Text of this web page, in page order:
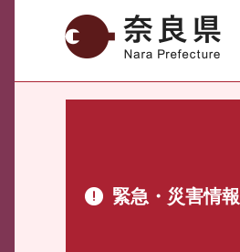
奈良県
緊急・災害情報